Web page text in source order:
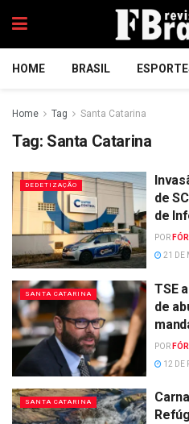
HOME BRASIL
Home Tag Santa Catarina
Tag: Santa Catarina
DEDETIZAÇÃO
de
de
POR
21 DE
SANTA CATARINA
TSE
de
POR
12 DE
SANTA CATARINA